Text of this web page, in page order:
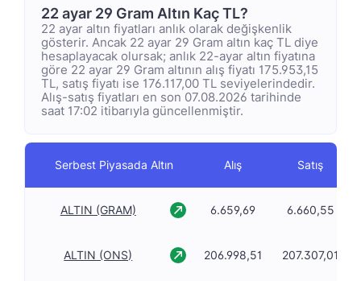
22 ayar 29 Gram Altın Kaç TL?
22 ayar altın fiyatları anlık olarak değişkenlik
gösterir. Ancak 22 ayar 29 Gram altın kaç TL diye
hesaplayacak olursak; anlık 22-ayar altın fiyatına
göre 22 ayar 29 Gram altının alış fiyatı 175.953,15
TL, satış fiyatı ise 176.117,00 TL seviyelerindedir.
Alış-satış fiyatları en son 07.08.2026 tarihinde
saat 17:02 itibarıyla güncellenmiştir.
Serbest Piyasada Altın Alış Satış
ALTIN (GRAM) 6.659,69 6.660,55
ALTIN (ONS) 206.998,51 207.307,01